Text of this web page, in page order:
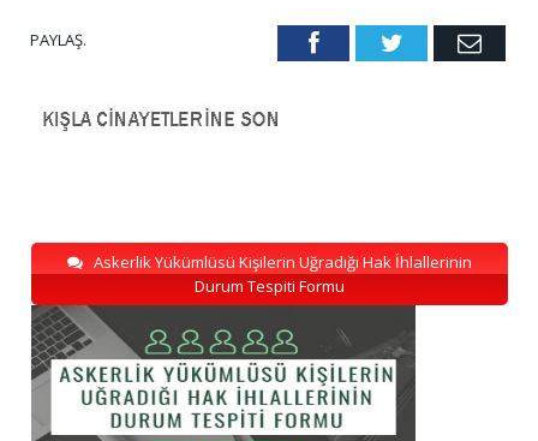
PAYLAŞ. FacebookTwitter Email
Askerlik Yükümlüsü Kişilerin Uğradığı Hak İhlallerinin
Durum Tespiti Formu